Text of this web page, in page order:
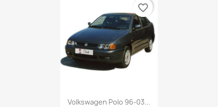
Volkswagen Polo 96-03...
favorite_border